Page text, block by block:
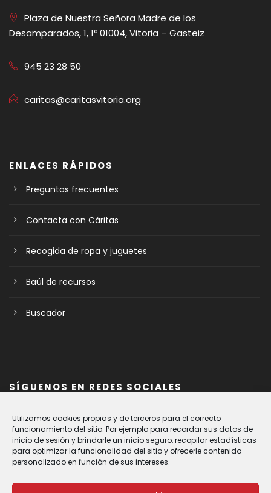
Utilizamos cookies propias y de terceros para el correcto
funcionamiento del sitio. Por ejemplo para recordar sus datos de
inicio de sesión y brindarle un inicio seguro, recopilar estadísticas
para optimizar la funcionalidad del sitio y ofrecerle contenido
personalizado en función de sus intereses.
Plaza de Nuestra Señora Madre de los
Desamparados, 1, 1º 01004, Vitoria – Gasteiz
945 23 28 50
caritas@caritasvitoria.org
ENLACES RÁPIDOS
Preguntas frecuentes
Contacta con Cáritas
Recogida de ropa y juguetes
Baúl de recursos
Buscador
SÍGUENOS EN REDES SOCIALES